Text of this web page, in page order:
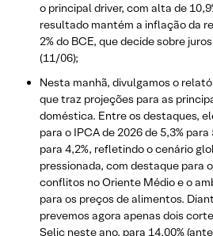
o principal driver, com alta de
resultado mantém a inflação da
2% do BCE, que decide sobre
(11/06);
Nesta manhã, divulgamos o
que traz projeções para as
doméstica. Entre os destaques,
para o IPCA de 2026 de 5,3% para
para 4,2%, refletindo o cenário
pressionada, com destaque para
conflitos no Oriente Médio e o
para os preços de alimentos.
prevemos agora apenas dois
Selic neste ano, para 14,00%